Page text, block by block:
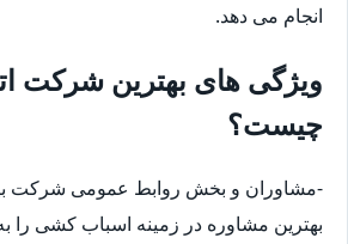
انجام می دهد.
ویژگی های بهترین شرکت
چیست؟
-مشاوران و بخش روابط عمومی شرکت
بهترین مشاوره در زمینه اسباب کشی را